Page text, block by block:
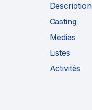
Description
Casting
Medias
Listes
Activités